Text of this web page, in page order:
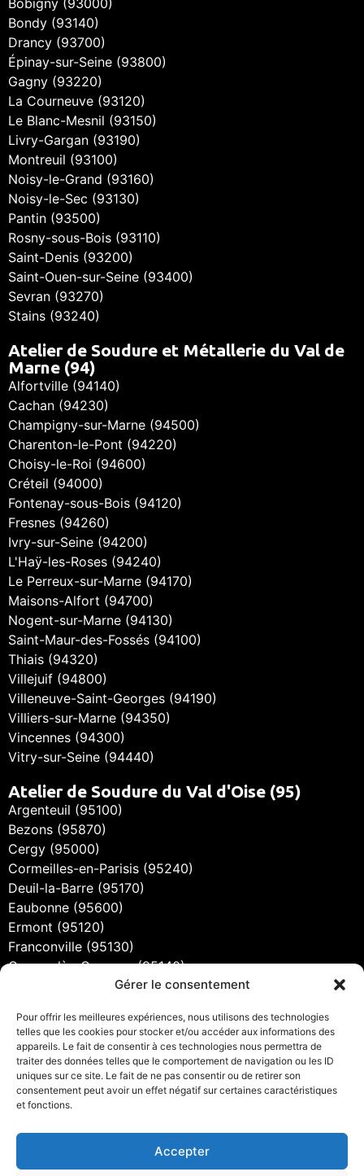
Gérer le consentement
Pour offrir les meilleures expériences, nous utilisons des technologies
telles que les cookies pour stocker et/ou accéder aux informations des
appareils. Le fait de consentir à ces technologies nous permettra de
traiter des données telles que le comportement de navigation ou les ID
uniques sur ce site. Le fait de ne pas consentir ou de retirer son
consentement peut avoir un effet négatif sur certaines caractéristiques
et fonctions.
Accepter
Bobigny (93000)
Bondy (93140)
Drancy (93700)
Épinay-sur-Seine (93800)
Gagny (93220)
La Courneuve (93120)
Le Blanc-Mesnil (93150)
Livry-Gargan (93190)
Montreuil (93100)
Noisy-le-Grand (93160)
Noisy-le-Sec (93130)
Pantin (93500)
Rosny-sous-Bois (93110)
Saint-Denis (93200)
Saint-Ouen-sur-Seine (93400)
Sevran (93270)
Stains (93240)
Atelier de Soudure et Métallerie du Val de
Marne (94)
Alfortville (94140)
Cachan (94230)
Champigny-sur-Marne (94500)
Charenton-le-Pont (94220)
Choisy-le-Roi (94600)
Créteil (94000)
Fontenay-sous-Bois (94120)
Fresnes (94260)
Ivry-sur-Seine (94200)
L'Haÿ-les-Roses (94240)
Le Perreux-sur-Marne (94170)
Maisons-Alfort (94700)
Nogent-sur-Marne (94130)
Saint-Maur-des-Fossés (94100)
Thiais (94320)
Villejuif (94800)
Villeneuve-Saint-Georges (94190)
Villiers-sur-Marne (94350)
Vincennes (94300)
Vitry-sur-Seine (94440)
Atelier de Soudure du Val d'Oise (95)
Argenteuil (95100)
Bezons (95870)
Cergy (95000)
Cormeilles-en-Parisis (95240)
Deuil-la-Barre (95170)
Eaubonne (95600)
Ermont (95120)
Franconville (95130)
Garges-lès-Gonesse (95140)
Gonesse (95500)
Herblay-sur-Seine (95220)
Montigny-lès-Cormeilles (95370)
Montmorency (95160)
Pontoise (95000)
Saint-Ouen-l'Aumône (95310)
Sarcelles (95200)
Taverny (95150)